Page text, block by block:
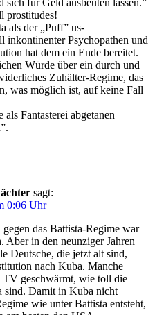
prostitudes!
als der „Puff” us-
inkontinenter Psychopathen und
hat dem ein Ende bereitet.
Würde über ein durch und
Zuhälter-Regime, das
was möglich ist, auf keine Fall
als Fantasterei abgetanen
sagt:
0:06 Uhr
das Battista-Regime war
Aber in den neunziger Jahren
Deutsche, die jetzt alt sind,
nach Kuba. Manche
TV geschwärmt, wie toll die
sind. Damit in Kuba nicht
wie unter Battista entsteht,